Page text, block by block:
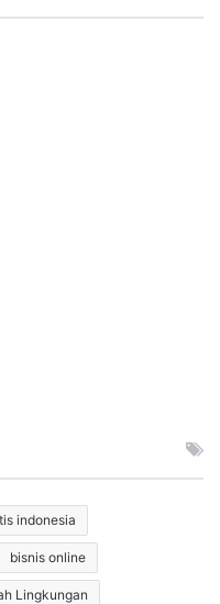
indonesia
bisnis online
Lingkungan